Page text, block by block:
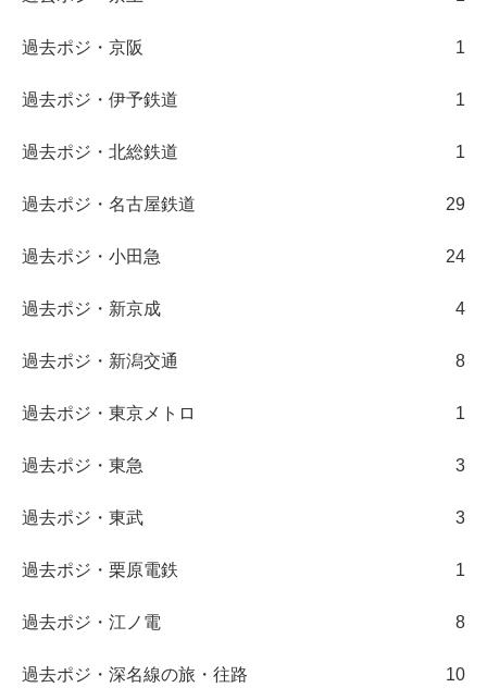
過去ポジ・京阪 1
過去ポジ・伊予鉄道 1
過去ポジ・北総鉄道 1
過去ポジ・名古屋鉄道 29
過去ポジ・小田急 24
過去ポジ・新京成 4
過去ポジ・新潟交通 8
過去ポジ・東京メトロ 1
過去ポジ・東急 3
過去ポジ・東武 3
過去ポジ・栗原電鉄 1
過去ポジ・江ノ電 8
過去ポジ・深名線の旅・往路 10